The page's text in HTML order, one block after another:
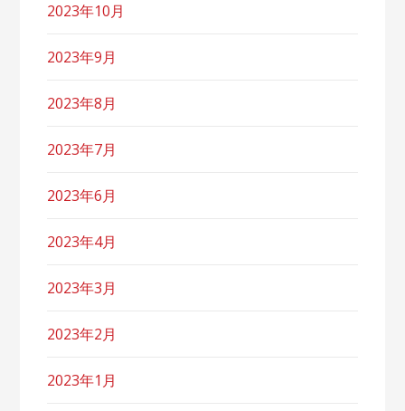
2023年10月
2023年9月
2023年8月
2023年7月
2023年6月
2023年4月
2023年3月
2023年2月
2023年1月